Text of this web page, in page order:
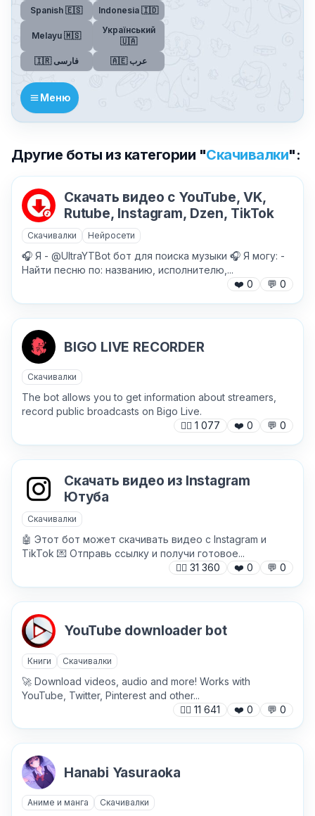
Причина жалобы*
Текст обращения (необязательно)
Хочу получить ответ на email
Отправить
Spanish 🇪🇸
Indonesia 🇮🇩
Melayu 🇲🇸
Український
🇺🇦
🇮🇷 فارسی
🇦🇪 عرب
Меню
Другие боты из категории "Скачивалки":
Скачать видео с YouTube, VK,
Rutube, Instagram, Dzen, TikTok
Скачивалки Нейросети
🎧 Я - @UltraYTBot бот для поиска музыки 🎧 Я могу: -
Найти песню по: названию, исполнителю,...
❤️ 0 💬 0
BIGO LIVE RECORDER
Скачивалки
The bot allows you to get information about streamers,
record public broadcasts on Bigo Live.
🙍‍♂️ 1 077 ❤️ 0 💬 0
Скачать видео из Instagram
Ютуба
Скачивалки
🤖 Этот бот может скачивать видео с Instagram и
TikTok 💌 Отправь ссылку и получи готовое...
🙍‍♂️ 31 360 ❤️ 0 💬 0
YouTube downloader bot
Книги Скачивалки
🚀 Download videos, audio and more! Works with
YouTube, Twitter, Pinterest and other...
🙍‍♂️ 11 641 ❤️ 0 💬 0
Hanabi Yasuraoka
Аниме и манга Скачивалки